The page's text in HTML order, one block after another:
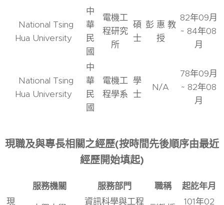
National Tsing
Hua University
中
華
民
國
電機工
程研究
所
碩
士
彭 惠 教
授
82年09月
~ 84年08
月
National Tsing
Hua University
中
華
民
國
電機工
程學系
學
士
N/A
78年09月
~ 82年08
月
現職及與專長相關之經歷(按時間先後順序由最近
經歷開始填起)
服務機關 服務部門 職稱
起訖年月
現
資訊科學與工程
101年02